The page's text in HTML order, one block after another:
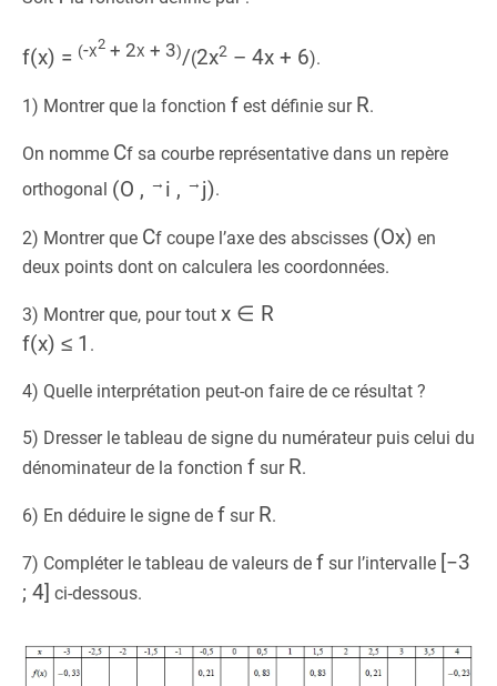
f(x) = (-x2 + 2x + 3)/(2x2 – 4x + 6).
1) Montrer que la fonction f est définie sur R.
On nomme Cf sa courbe représentative dans un repère
orthogonal (O , → i , → j).
2) Montrer que Cf coupe l’axe des abscisses (Ox) en
deux points dont on calculera les coordonnées.
3) Montrer que, pour tout x ∈ R
f(x) ≤ 1 .
4) Quelle interprétation peut-on faire de ce résultat ?
5) Dresser le tableau de signe du numérateur puis celui du
dénominateur de la fonction f sur R.
6) En déduire le signe de f sur R.
7) Compléter le tableau de valeurs de f sur l’intervalle [−3
; 4] ci-dessous.